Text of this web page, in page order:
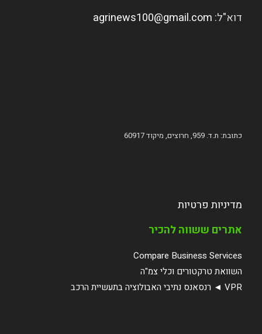
דוא"ל: agrinews100@gmail.com
כתובת: ת.ד. 959, חרוצים, מיקוד 60917
מדיניות פרטיות
אתרים ששווה להכיר
Compare Business Services
השוואת טרקטורים וכלי צמ"ה
VPR ◄ רנסאנס נתיבי האבולוציה בתעשיית הרכב